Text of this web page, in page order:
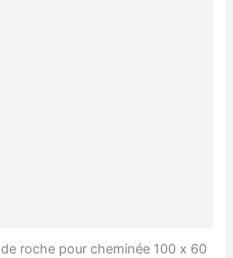
roche pour cheminée 100 x 60